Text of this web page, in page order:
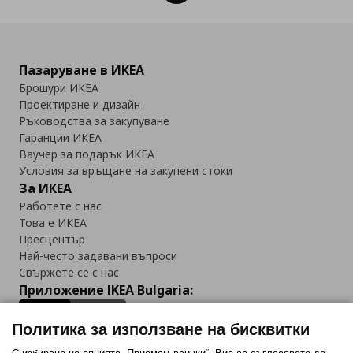
Пазаруване в ИКЕА
Брошури ИКЕА
Проектиране и дизайн
Ръководства за закупуване
Гаранции ИКЕА
Ваучер за подарък ИКЕА
Условия за връщане на закупени стоки
За ИКЕА
Работете с нас
Това е ИКЕА
Пресцентър
Най-често задавани въпроси
Свържете се с нас
Приложение IKEA Bulgaria:
Политика за използване на бисквитки